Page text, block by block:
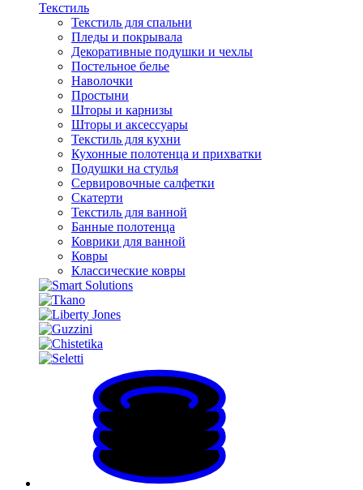
Текстиль
Текстиль для спальни
Пледы и покрывала
Декоративные подушки и чехлы
Постельное белье
Наволочки
Простыни
Шторы и карнизы
Шторы и аксессуары
Текстиль для кухни
Кухонные полотенца и прихватки
Подушки на стулья
Сервировочные салфетки
Скатерти
Текстиль для ванной
Банные полотенца
Коврики для ванной
Ковры
Классические ковры